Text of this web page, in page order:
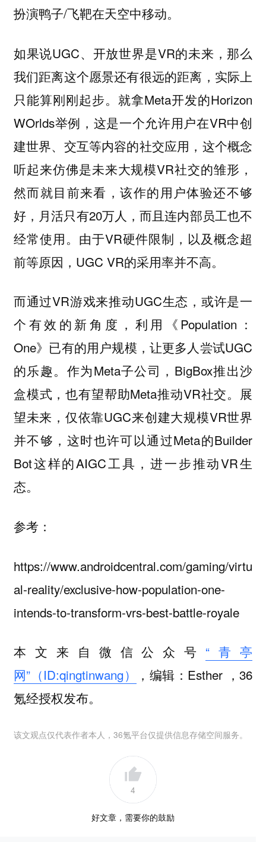
扮演鸭子/飞靶在天空中移动。
如果说UGC、开放世界是VR的未来，那么
我们距离这个愿景还有很远的距离，实际上
只能算刚刚起步。就拿Meta开发的Horizon
WOrlds举例，这是一个允许用户在VR中创
建世界、交互等内容的社交应用，这个概念
听起来仿佛是未来大规模VR社交的雏形，
然而就目前来看，该作的用户体验还不够
好，月活只有20万人，而且连内部员工也不
经常使用。由于VR硬件限制，以及概念超
前等原因，UGC VR的采用率并不高。
而通过VR游戏来推动UGC生态，或许是一
个有效的新角度，利用《Population：
One》已有的用户规模，让更多人尝试UGC
的乐趣。作为Meta子公司，BigBox推出沙
盒模式，也有望帮助Meta推动VR社交。展
望未来，仅依靠UGC来创建大规模VR世界
并不够，这时也许可以通过Meta的Builder
Bot这样的AIGC工具，进一步推动VR生
态。
参考：
https://www.androidcentral.com/gaming/virtu
al-reality/exclusive-how-population-one-
intends-to-transform-vrs-best-battle-royale
本文来自微信公众号 “青亭
网”（ID:qingtinwang）
，编辑：Esther ，36
氪经授权发布。
该文观点仅代表作者本人，36氪平台仅提供信息存储空间服务。
4
好文章，需要你的鼓励